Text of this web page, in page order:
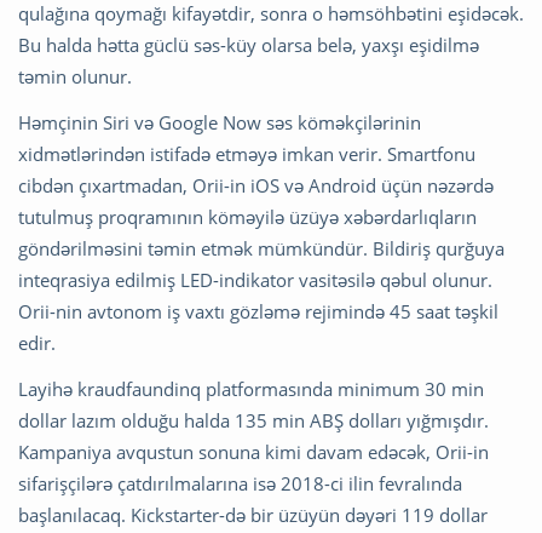
qulağına qoymağı kifayətdir, sonra o həmsöhbətini eşidəcək.
Bu halda hətta güclü səs-küy olarsa belə, yaxşı eşidilmə
təmin olunur.
Həmçinin Siri və Google Now səs köməkçilərinin
xidmətlərindən istifadə etməyə imkan verir. Smartfonu
cibdən çıxartmadan, Orii-in iOS və Android üçün nəzərdə
tutulmuş proqramının köməyilə üzüyə xəbərdarlıqların
göndərilməsini təmin etmək mümkündür. Bildiriş qurğuya
inteqrasiya edilmiş LED-indikator vasitəsilə qəbul olunur.
Orii-nin avtonom iş vaxtı gözləmə rejimində 45 saat təşkil
edir.
Layihə kraudfaundinq platformasında minimum 30 min
dollar lazım olduğu halda 135 min ABŞ dolları yığmışdır.
Kampaniya avqustun sonuna kimi davam edəcək, Orii-in
sifarişçilərə çatdırılmalarına isə 2018-ci ilin fevralında
başlanılacaq. Kickstarter-də bir üzüyün dəyəri 119 dollar